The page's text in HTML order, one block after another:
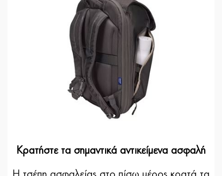
Κρατήστε τα σημαντικά αντικείμενα ασφαλή